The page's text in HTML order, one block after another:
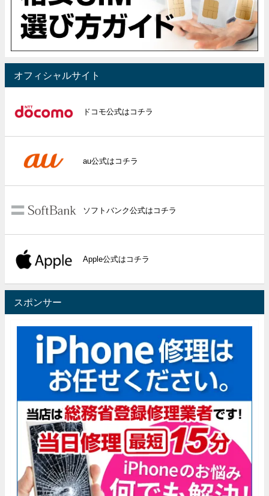
オフィシャルサイト
ドコモ公式はコチラ
au公式はコチラ
ソフトバンク公式はコチラ
Apple公式はコチラ
スポンサー